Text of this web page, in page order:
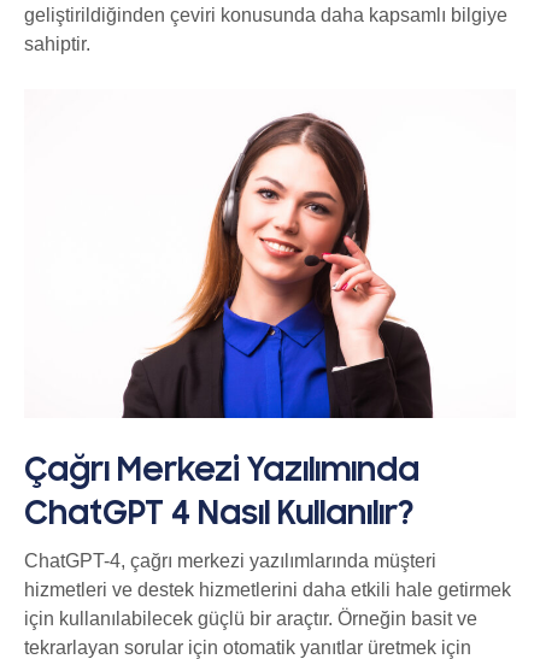
geliştirildiğinden çeviri konusunda daha kapsamlı bilgiye
sahiptir.
Çağrı Merkezi Yazılımında
ChatGPT 4 Nasıl Kullanılır?
ChatGPT-4, çağrı merkezi yazılımlarında müşteri
hizmetleri ve destek hizmetlerini daha etkili hale getirmek
için kullanılabilecek güçlü bir araçtır. Örneğin basit ve
tekrarlayan sorular için otomatik yanıtlar üretmek için